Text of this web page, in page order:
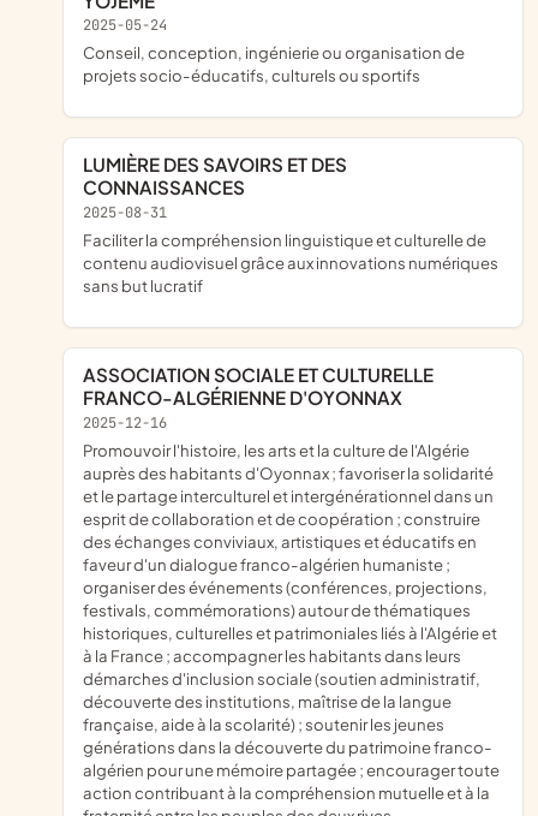
2025-05-24
conseil, conception, ingénierie ou organisation de
projets socio-éducatifs, culturels ou sportifs
LUMIÈRE DES SAVOIRS ET DES
CONNAISSANCES
2025-08-31
faciliter la compréhension linguistique et culturelle de
contenu audiovisuel grâce aux innovations numériques
sans but lucratif
ASSOCIATION SOCIALE ET CULTURELLE
FRANCO-ALGÉRIENNE D'OYONNAX
2025-12-16
promouvoir l'histoire, les arts et la culture de l'Algérie
auprès des habitants d'Oyonnax ; favoriser la solidarité
et le partage interculturel et intergénérationnel dans un
esprit de collaboration et de coopération ; construire
des échanges conviviaux, artistiques et éducatifs en
faveur d'un dialogue franco-algérien humaniste ;
organiser des événements (conférences, projections,
festivals, commémorations) autour de thématiques
historiques, culturelles et patrimoniales liés à l'Algérie et
à la France ; accompagner les habitants dans leurs
démarches d'inclusion sociale (soutien administratif,
découverte des institutions, maîtrise de la langue
française, aide à la scolarité) ; soutenir les jeunes
générations dans la découverte du patrimoine franco-
algérien pour une mémoire partagée ; encourager toute
action contribuant à la compréhension mutuelle et à la